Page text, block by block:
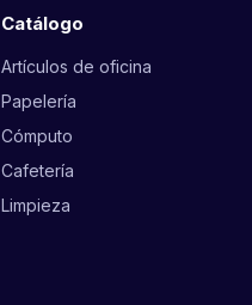
Catálogo
Artículos de oficina
Papelería
Cómputo
Cafetería
Limpieza